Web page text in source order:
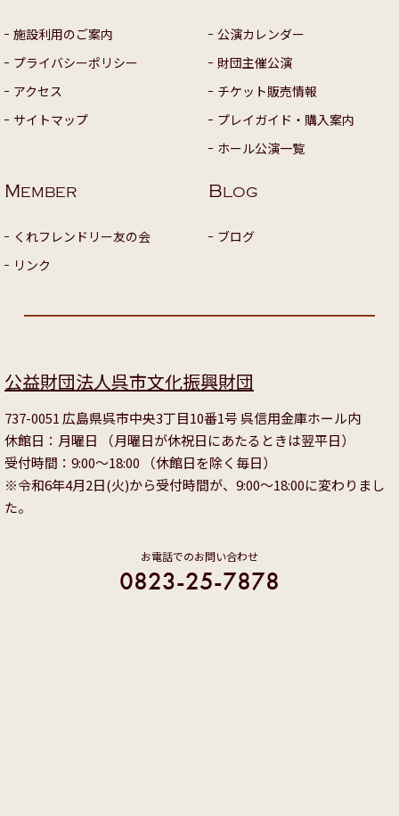
施設利用のご案内
プライバシーポリシー
アクセス
サイトマップ
公演カレンダー
財団主催公演
チケット販売情報
プレイガイド・購入案内
ホール公演一覧
MEMBER
くれフレンドリー友の会
リンク
BLOG
ブログ
公益財団法人呉市文化振興財団
737-0051 広島県呉市中央3丁目10番1号 呉信用金庫ホール内
休館日：月曜日 （月曜日が休祝日にあたるときは翌平日）
受付時間：9:00～18:00 （休館日を除く毎日）
※令和6年4月2日(火)から受付時間が、9:00～18:00に変わりまし
た。
お電話でのお問い合わせ
0823-25-7878